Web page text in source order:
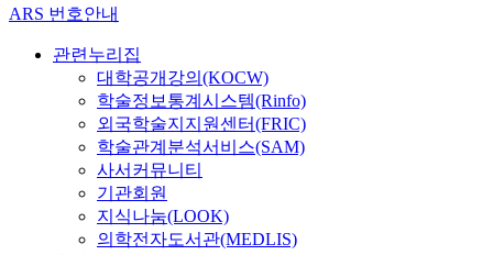
ARS 번호안내
관련누리집
대학공개강의(KOCW)
학술정보통계시스템(Rinfo)
외국학술지지원센터(FRIC)
학술관계분석서비스(SAM)
사서커뮤니티
기관회원
지식나눔(LOOK)
의학전자도서관(MEDLIS)